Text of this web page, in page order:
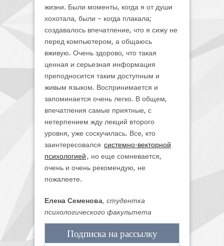
жизни. Были моменты, когда я от души
хохотала, были – когда плакала;
создавалось впечатление, что я сижу не
перед компьютером, а общаюсь
вживую. Очень здорово, что такая
ценная и серьезная информация
преподносится таким доступным и
живым языком. Воспринимается и
запоминается очень легко. В общем,
впечатления самые приятные, с
нетерпением жду лекций второго
уровня, уже соскучилась. Все, кто
заинтересовался системно-векторной
психологией , но еще сомневается,
очень и очень рекомендую, не
пожалеете.
Елена Семенова, студентка
психологического факультета